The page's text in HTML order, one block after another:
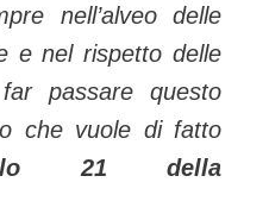
nell’alveo delle
e nel rispetto delle
passare questo
che vuole di fatto
21 della